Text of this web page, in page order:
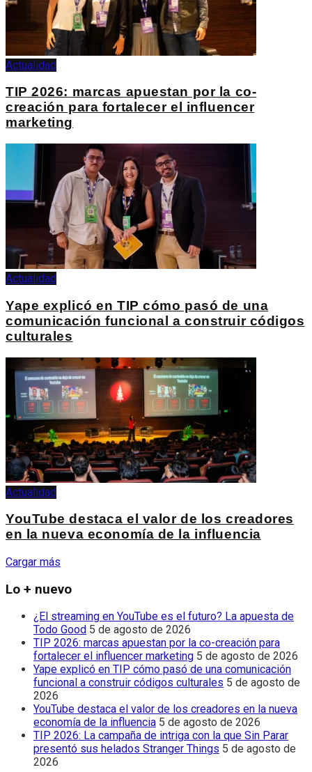
Actualidad
TIP 2026: marcas apuestan por la co-
creación para fortalecer el influencer
marketing
Actualidad
Yape explicó en TIP cómo pasó de una
comunicación funcional a construir códigos
culturales
Actualidad
YouTube destaca el valor de los creadores
en la nueva economía de la influencia
Cargar más
Lo + nuevo
¿El streaming en YouTube es el futuro? La apuesta de
Todo Good 5 de agosto de 2026
TIP 2026: marcas apuestan por la co-creación para
fortalecer el influencer marketing 5 de agosto de 2026
Yape explicó en TIP cómo pasó de una comunicación
funcional a construir códigos culturales 5 de agosto de
2026
YouTube destaca el valor de los creadores en la nueva
economía de la influencia 5 de agosto de 2026
TIP 2026: La campaña de intriga con la que Sin Parar
presentó sus helados Stranger Things 5 de agosto de
2026